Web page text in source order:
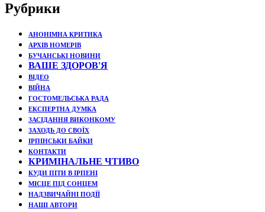
Рубрики
АНОНІМНА КРИТИКА
АРХІВ НОМЕРІВ
БУЧАНСЬКІ НОВИНИ
ВАШЕ ЗДОРОВ'Я
ВІДЕО
ВІЙНА
ГОСТОМЕЛЬСЬКА РАДА
ЕКСПЕРТНА ДУМКА
ЗАСІДАННЯ ВИКОНКОМУ
ЗАХОДЬ ДО СВОЇХ
ІРПІНСЬКИ БАЙКИ
КОНТАКТИ
КРИМІНАЛЬНЕ ЧТИВО
КУДИ ПІТИ В ІРПЕНІ
МІСЦЕ ПІД СОНЦЕМ
НАДЗВИЧАЙНІ ПОДЇЇ
НАШІ АВТОРИ